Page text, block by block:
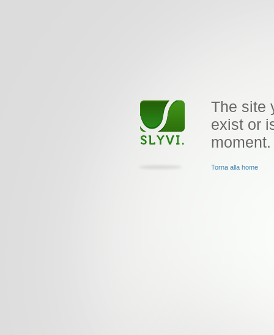
The site
exist or
moment.
Torna alla home